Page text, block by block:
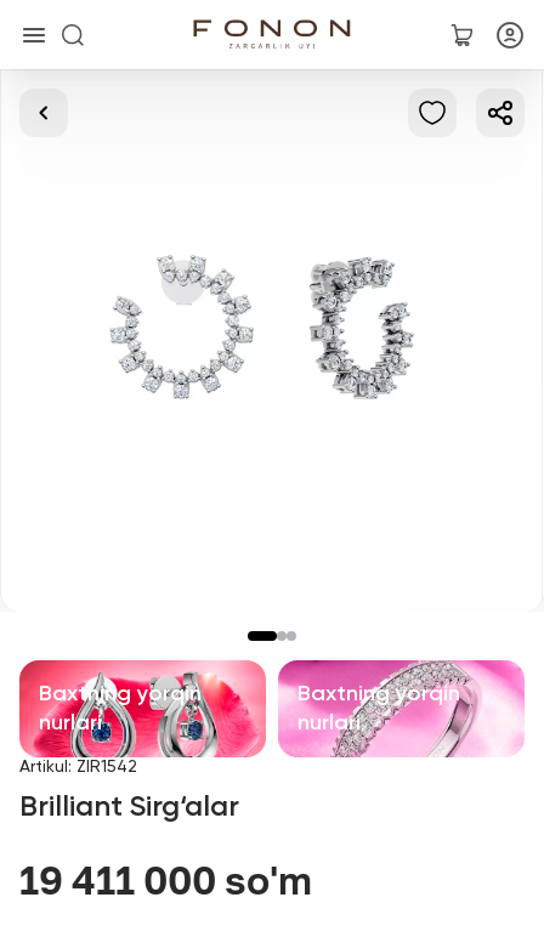
Asosiy
Bilaguzuklar
Aksessuarlar
Barcha
Biz haqimizda
Do'kon topish
Baxtning yorqin
nurlari
Baxtning yorqin
nurlari
Artikul : ZIR1542
Brilliant Sirg‘alar
19 411 000 so'm